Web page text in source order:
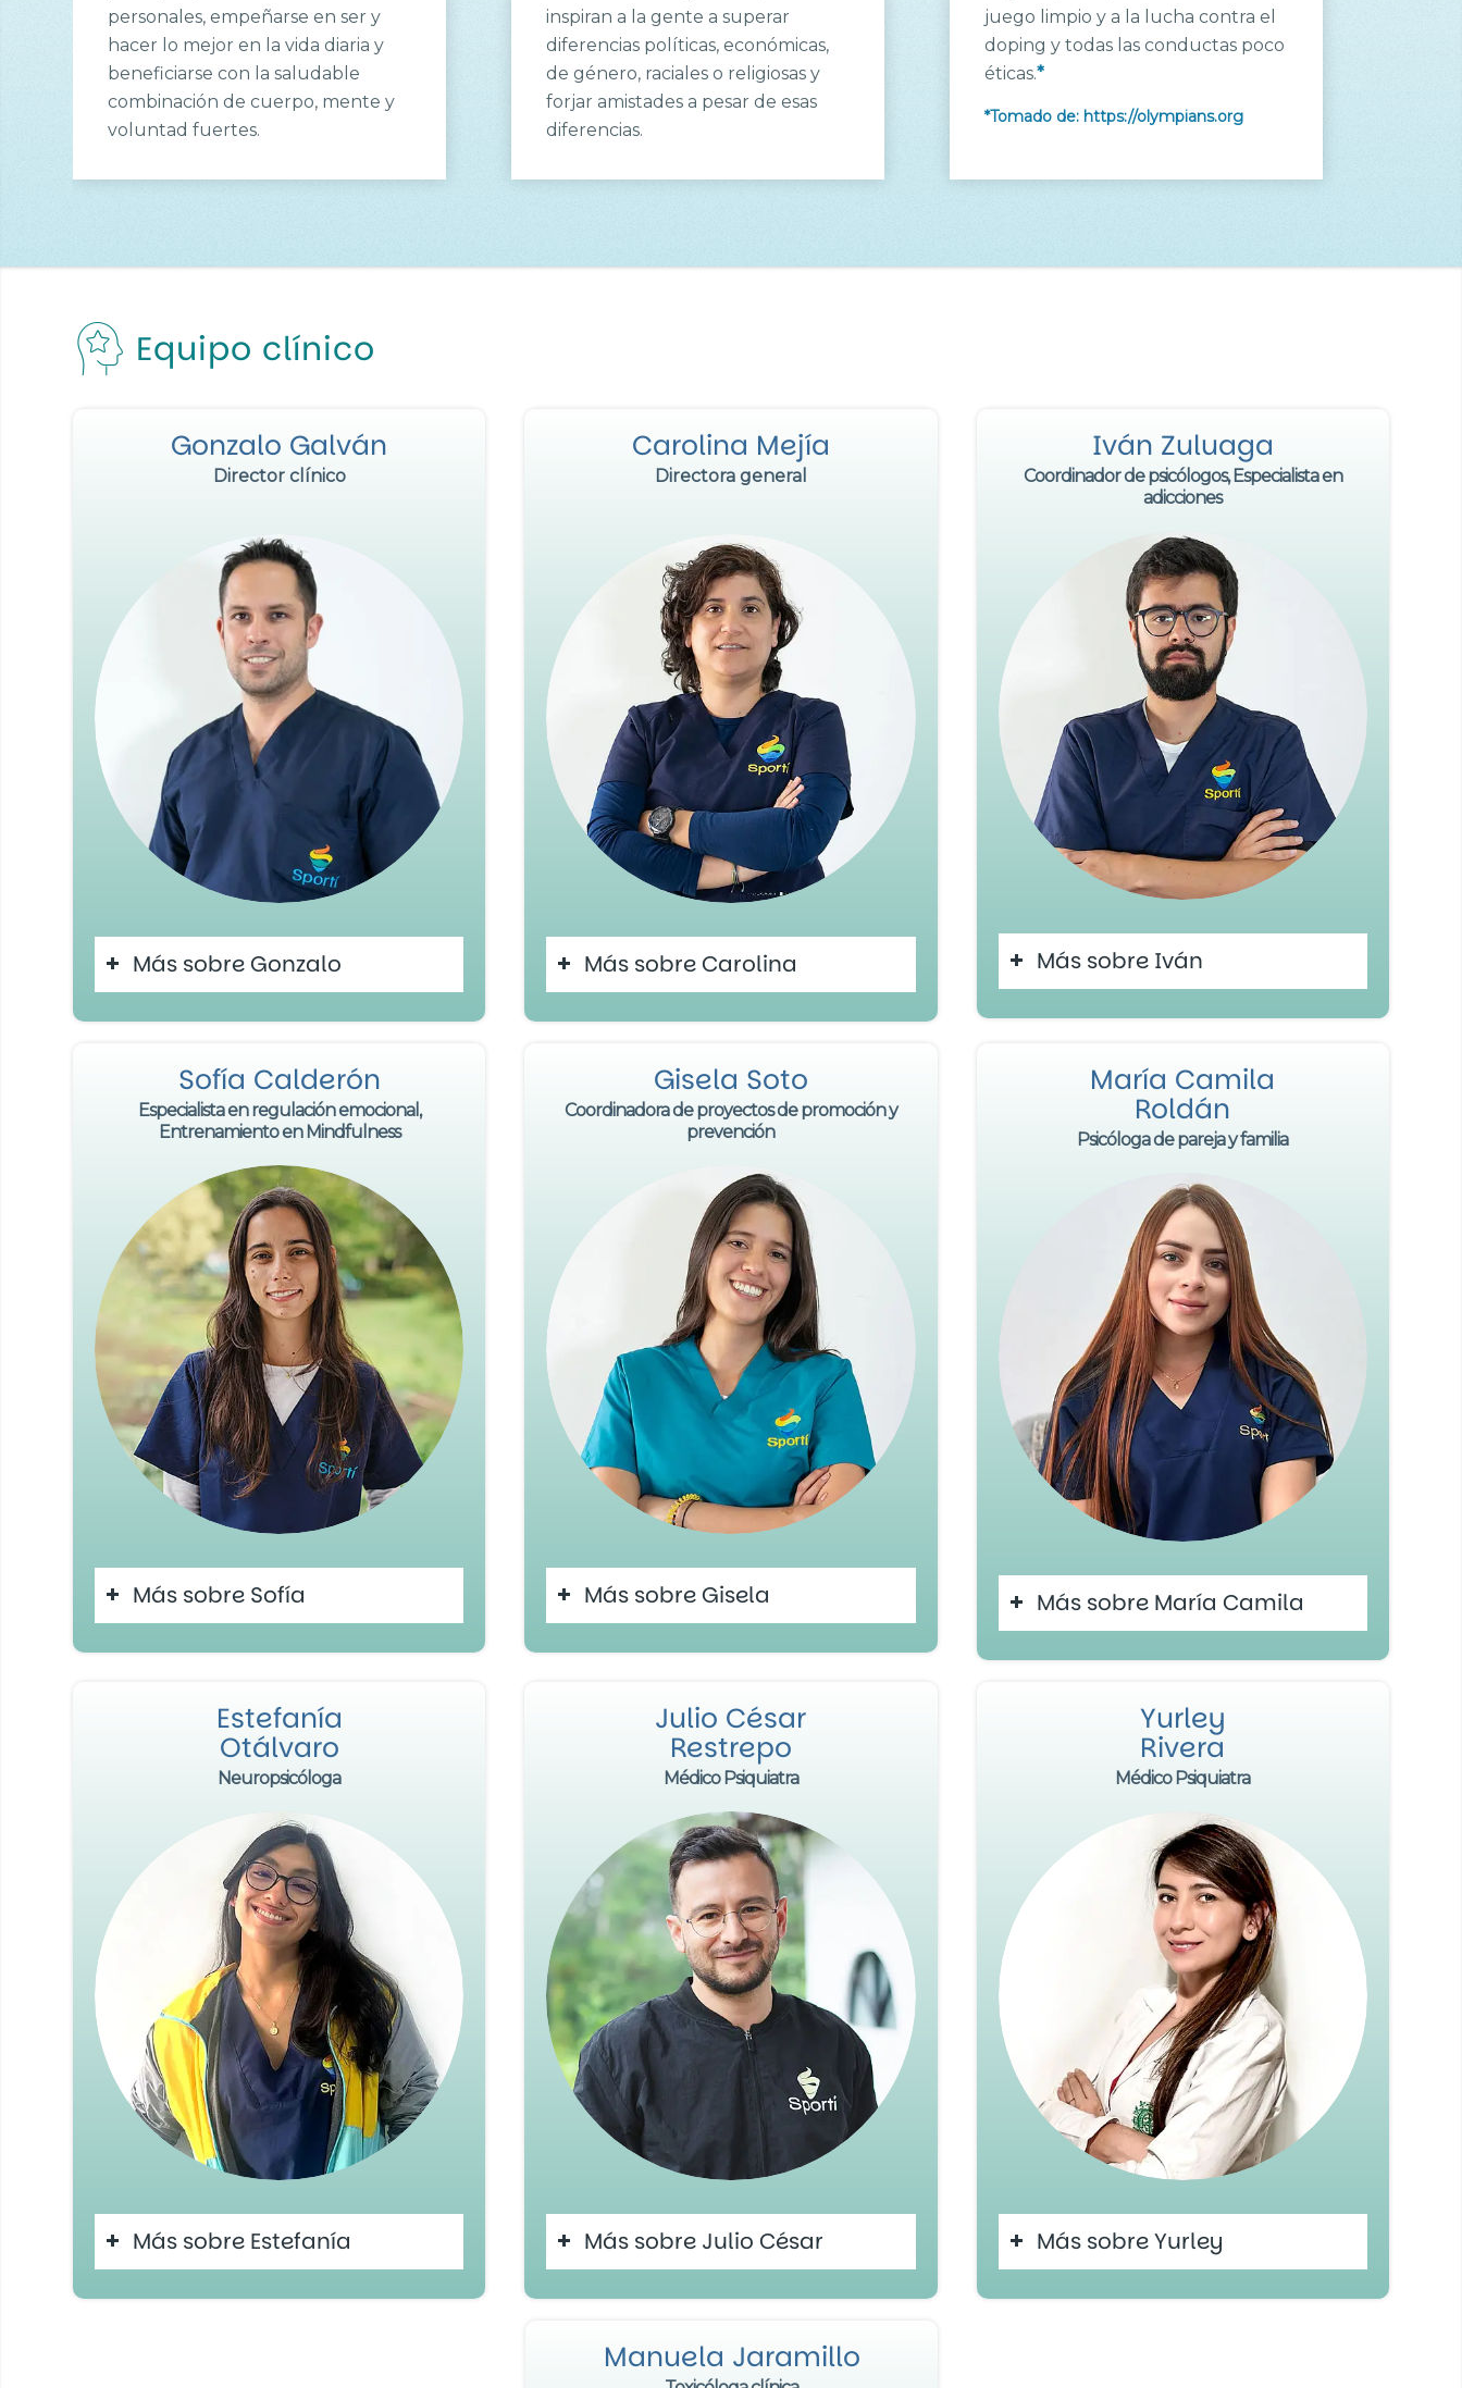
personales, empeñarse en ser y
hacer lo mejor en la vida diaria y
beneficiarse con la saludable
combinación de cuerpo, mente y
voluntad fuertes.
inspiran a la gente a superar
diferencias políticas, económicas,
de género, raciales o religiosas y
forjar amistades a pesar de esas
diferencias.
juego limpio y a la lucha contra el
doping y todas las conductas poco
éticas.*
*Tomado de: https://olympians.org
Equipo clínico
Gonzalo Galván
Director clínico
Más sobre Gonzalo
Carolina Mejía
Directora general
Más sobre Carolina
Iván Zuluaga
Coordinador de psicólogos, Especialista en
adicciones
Más sobre Iván
Sofía Calderón
Especialista en regulación emocional,
Entrenamiento en Mindfulness
Más sobre Sofía
Gisela Soto
Coordinadora de proyectos de promoción y
prevención
Más sobre Gisela
María Camila
Roldán
Psicóloga de pareja y familia
Más sobre María Camila
Estefanía
Otálvaro
Neuropsicóloga
Más sobre Estefanía
Julio César
Restrepo
Médico Psiquiatra
Más sobre Julio César
Yurley
Rivera
Médico Psiquiatra
Más sobre Yurley
Manuela Jaramillo